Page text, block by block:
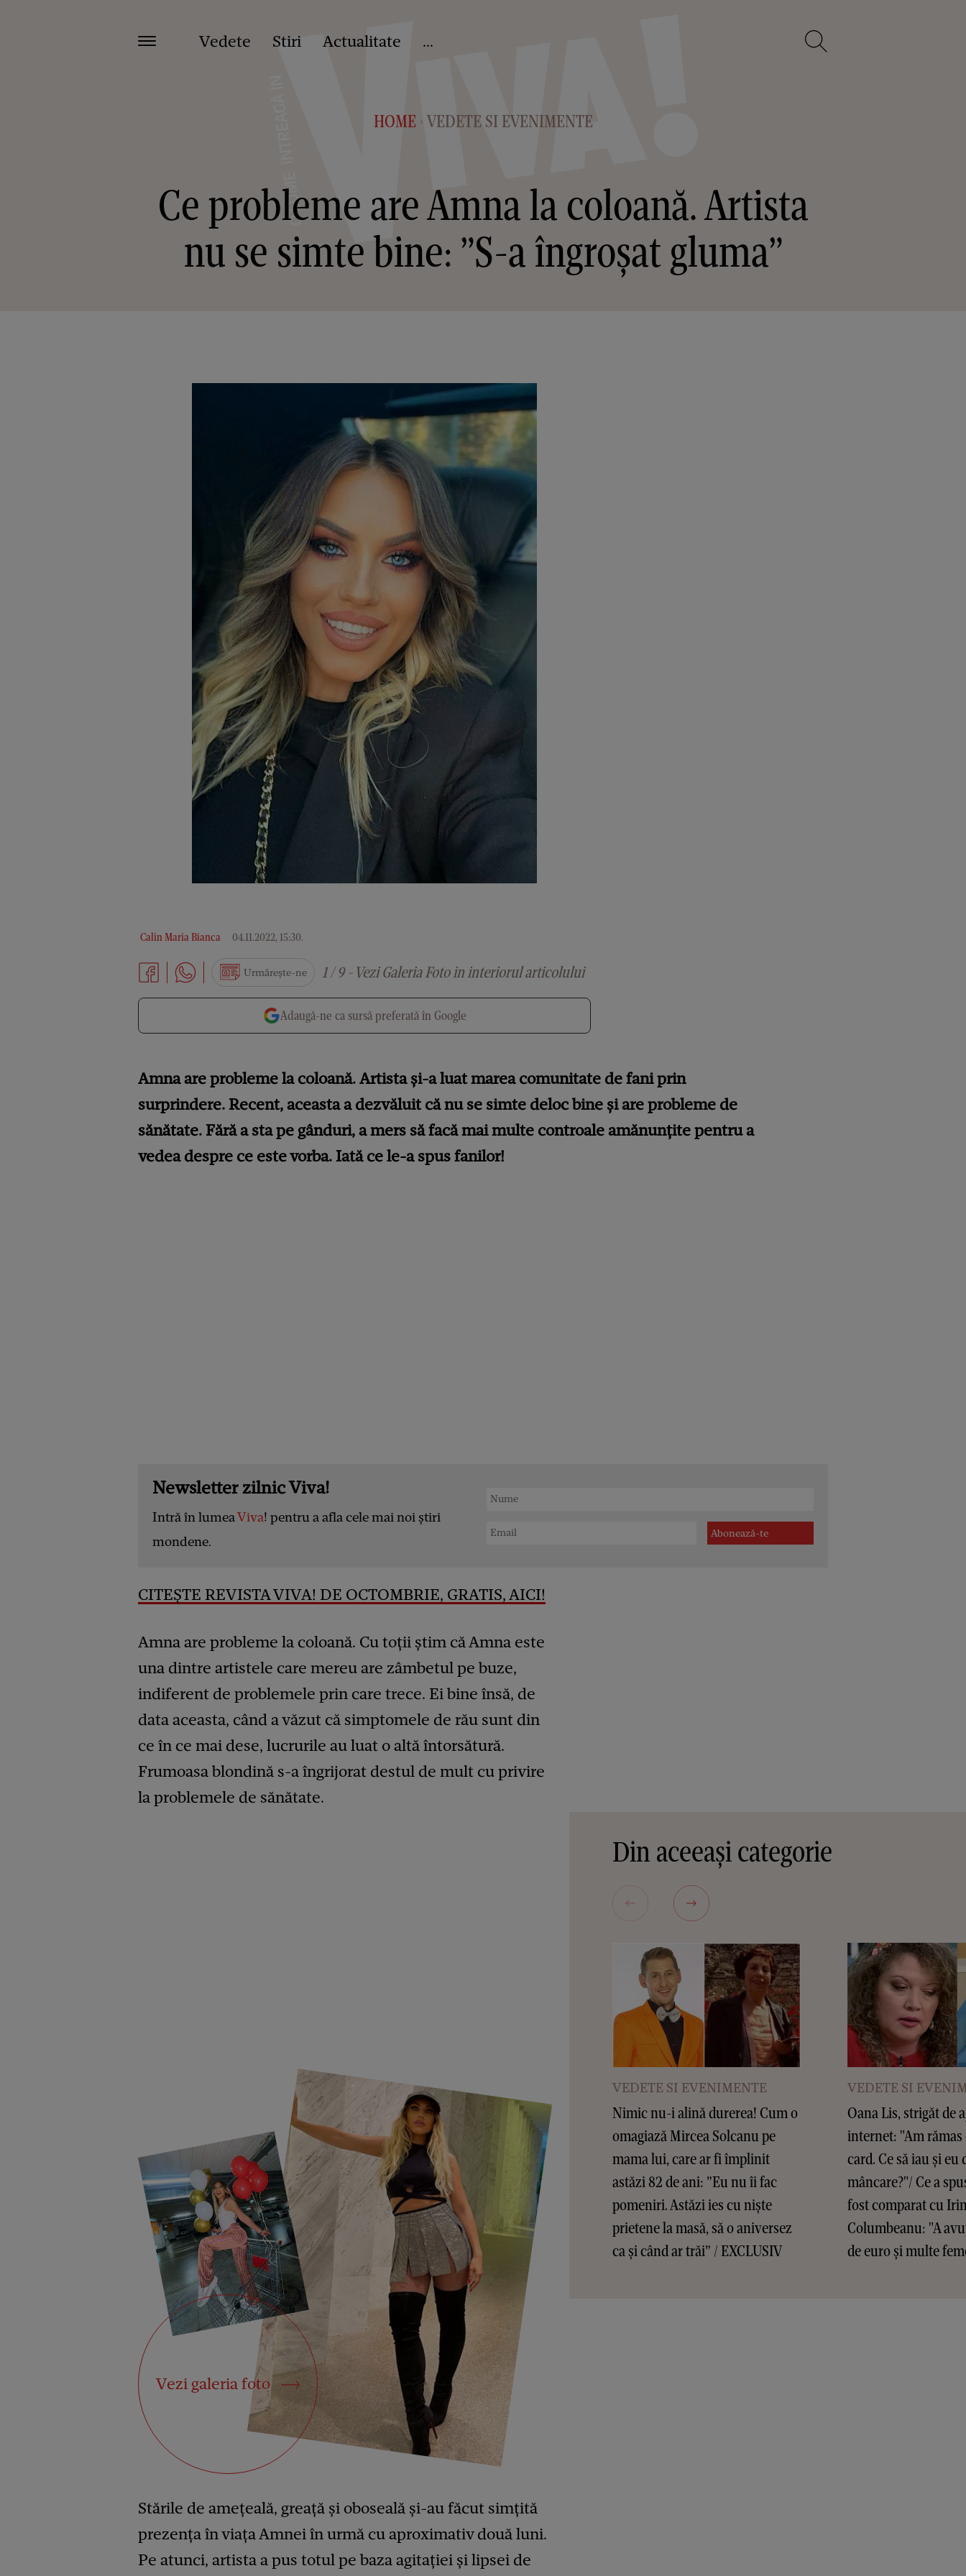
Vedete Stiri Actualitate ...
HOME > VEDETE SI EVENIMENTE
Ce probleme are Amna la coloană. Artista
nu se simte bine: ”S-a îngroșat gluma”
Calin Maria Bianca 04.11.2022, 15:30.
Urmărește-ne 1 / 9 - Vezi Galeria Foto in interiorul articolului
Adaugă-ne ca sursă preferată în Google
Amna are probleme la coloană.Artista și-a luat marea comunitate de fani prin
surprindere. Recent, aceasta a dezvăluit că nu se simte deloc bine și are probleme de
sănătate. Fără a sta pe gânduri, a mers să facă mai multe controale amănunțite pentru a
vedea despre ce este vorba. Iată ce le-a spus fanilor!
Newsletter zilnic Viva!
Intră în lumeaViva! pentru a afla cele mai noi știri
mondene.
CITEȘTE REVISTA VIVA! DE OCTOMBRIE, GRATIS, AICI!
Amna are probleme la coloană. Cu toții știm că Amna este
una dintre artistele care mereu are zâmbetul pe buze,
indiferent de problemele prin care trece. Ei bine însă, de
data aceasta, când a văzut că simptomele de rău sunt din
ce în ce mai dese, lucrurile au luat o altă întorsătură.
Frumoasa blondină s-a îngrijorat destul de mult cu privire
la problemele de sănătate.
Vezi galeria foto
Stările de amețeală, greață și oboseală și-au făcut simțită
prezența în viața Amnei în urmă cu aproximativ două luni.
Pe atunci, artista a pus totul pe baza agitației și lipsei de
Din aceeași categorie
VEDETE SI EVENIMENTE
Nimic nu-i alină durerea! Cum o
omagiază Mircea Solcanu pe
mama lui, care ar fi împlinit
astăzi 82 de ani: ”Eu nu îi fac
pomeniri. Astăzi ies cu niște
prietene la masă, să o aniversez
ca și când ar trăi” / EXCLUSIV
VEDETE SI
Oana Lis, strigăt de
internet: "Am rămas
card. Ce să iau și eu
mâncare?"/ Ce a
fost comparat cu
Columbeanu: "A
de euro și multe